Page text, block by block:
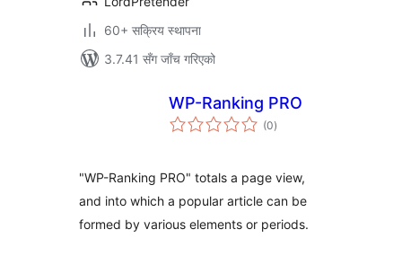
60+ सक्रिय स्थापना
3.7.41 सँग जाँच गरिएको
WP-Ranking PRO
(0कुल
रेटिङ्गहरू
)
"WP-Ranking PRO" totals a page view,
and into which a popular article can be
formed by various elements or periods.